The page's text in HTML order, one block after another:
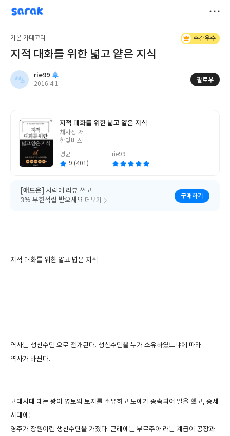
sarak
rie99
저
장
기본 카테고리 주간우수
지적 대화를 위한 넓고 얕은 지식
rie99
작
2016.4.1
팔로우
지적 대화를 위한 넓고 얕은 지식
글
쓴
채사장 저
한빛비즈
평균
9 (401)
rie99
[애드온] 사락에 리뷰 쓰고
3% 무한적립 받으세요 더보기
구매하기
지적 대화를 위한 얕고 넓은 지식
역사는 생산수단 으로 전개된다. 생산수단을 누가 소유하였느냐에 따라
역사가 바뀐다.
고대시대 때는 왕이 영토와 토지를 소유하고 노예가 종속되어 일을 했고, 중세
시대에는
영주가 장원이란 생산수단을 가졌다. 근래에는 부르주아 라는 계급이 공장과